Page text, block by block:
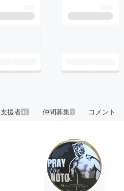
支援者43 仲間募集 1 コメント